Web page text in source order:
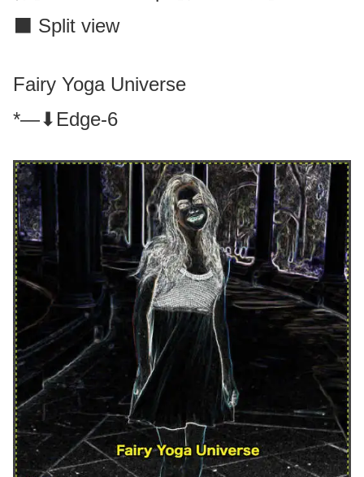
⬛ Split view
Fairy Yoga Universe
*—⬇Edge-6